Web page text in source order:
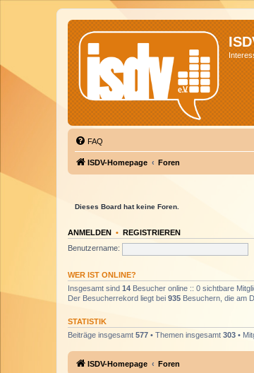
FAQ
ISDV-Homepage Foren
Dieses Board hat keine Foren.
ANMELDEN • REGISTRIEREN
Benutzername:
WER IST ONLINE?
Insgesamt sind 14 Besucher online :: 0 sichtbare
Der Besucherrekord liegt bei 935 Besuchern, die am
STATISTIK
Beiträge insgesamt 577 • Themen insgesamt 303 •
ISDV-Homepage Foren